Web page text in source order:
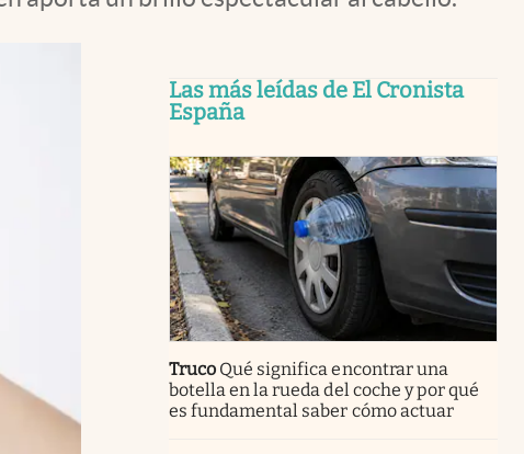
Las más leídas de El Cronista
España
Truco Qué significa encontrar una
botella en la rueda del coche y por qué
es fundamental saber cómo actuar